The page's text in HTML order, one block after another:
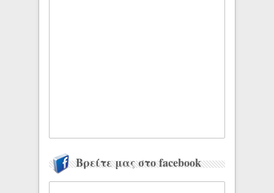
Βρείτε μας στο facebook